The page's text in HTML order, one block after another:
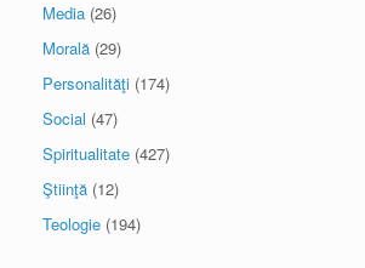
Media (26)
Morală (29)
Personalităţi (174)
Social (47)
Spiritualitate (427)
Ştiinţă (12)
Teologie (194)